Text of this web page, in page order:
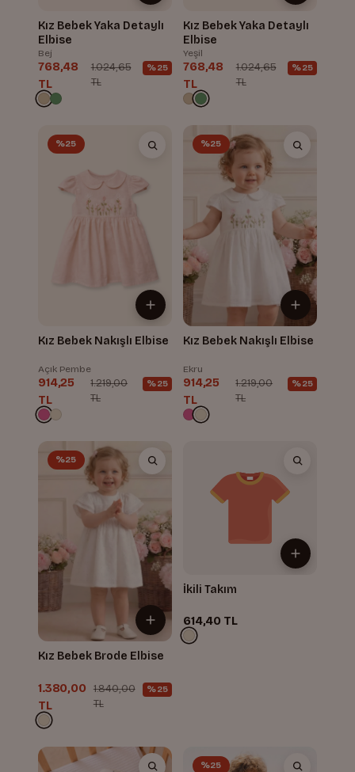
Kız Bebek Yaka Detaylı
Elbise
Bej
768,48
TL
1.024,65
TL
%25
Kız Bebek Yaka Detaylı
Elbise
Yeşil
768,48
TL
1.024,65
TL
%25
%25
Kız Bebek Nakışlı Elbise
Açık Pembe
914,25
TL
1.219,00
TL
%25
%25
Kız Bebek Nakışlı Elbise
Ekru
914,25
TL
1.219,00
TL
%25
%25
Kız Bebek Brode Elbise
1.380,00
TL
1.840,00
TL
%25
İkili Takım
614,40 TL
%25